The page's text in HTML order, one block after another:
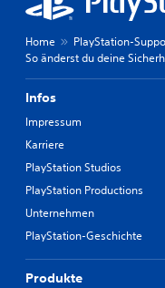
Home PlayStation-
So änderst du deine
Infos
Impressum
Karriere
PlayStation Studios
PlayStation Productions
Unternehmen
PlayStation-Geschichte
Produkte